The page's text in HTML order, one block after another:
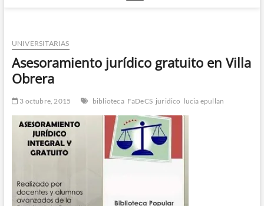
o
d
e
UNIVERSITARIAS
Asesoramiento jurídico gratuito en Villa
Obrera
3 octubre, 2015 biblioteca FaDeCS juridico lucia epullan